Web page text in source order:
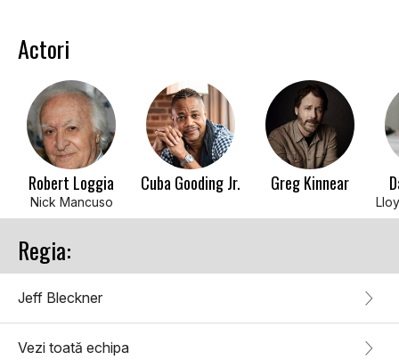
Actori
Robert Loggia
Nick Mancuso
Cuba Gooding Jr. Greg Kinnear
Regia:
Jeff Bleckner
Vezi toată echipa